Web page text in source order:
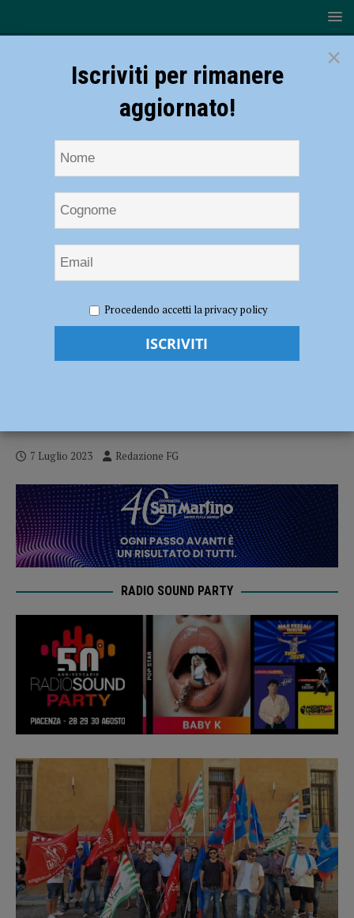
metalmeccanici: “Momento delicato, servono interventi di politica
industriale”
Sciopero dei metalmeccanici: “Momento
7 Luglio 2023 Redazione FG
RADIO SOUND PARTY
×
Iscriviti per rimanere
aggiornato!
Procedendo accetti la privacy policy